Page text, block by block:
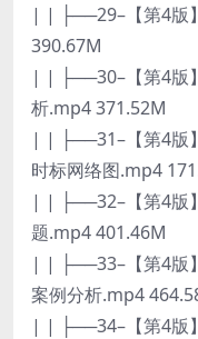
| | ├──29–【第4版
390.67M
| | ├──30–【第4版
析.mp4 371.52M
| | ├──31–【第4版
时标网络图.mp4
| | ├──32–【第4版
题.mp4 401.46M
| | ├──33–【第4版
案例分析.mp4
| | ├──34–【第4版